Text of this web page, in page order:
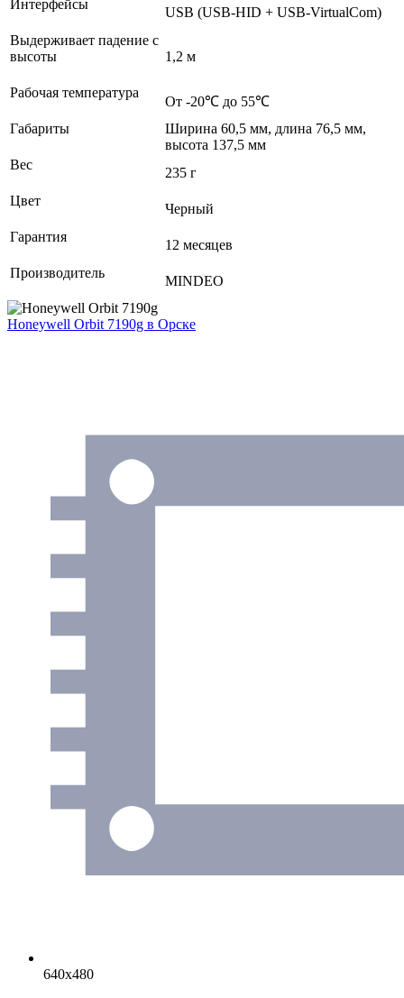
Интерфейсы
USB (USB-HID + USB-VirtualCom)
Выдерживает падение с
высоты
1,2 м
Рабочая температура
От -20℃ до 55℃
Габариты
Ширина 60,5 мм, длина 76,5 мм,
высота 137,5 мм
Вес
235 г
Цвет
Черный
Гарантия
12 месяцев
Производитель
MINDEO
Honeywell Orbit 7190g в Орске
640х480